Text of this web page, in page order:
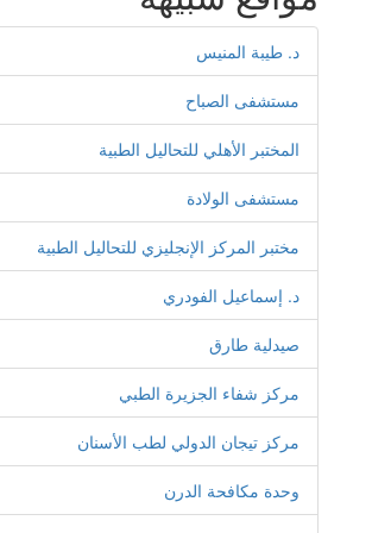
د. طيبة المنيس
مستشفى الصباح
المختبر الأهلي للتحاليل الطبية
مستشفى الولادة
مختبر المركز الإنجليزي للتحاليل الطبية
د. إسماعيل الفودري
صيدلية طارق
مركز شفاء الجزيرة الطبي
مركز تيجان الدولي لطب الأسنان
وحدة مكافحة الدرن